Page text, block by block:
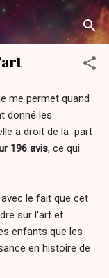
me permet quand
donné les
a droit de la part
196 avis, ce qui
le fait que cet
sur l'art et
enfants que les
en histoire de